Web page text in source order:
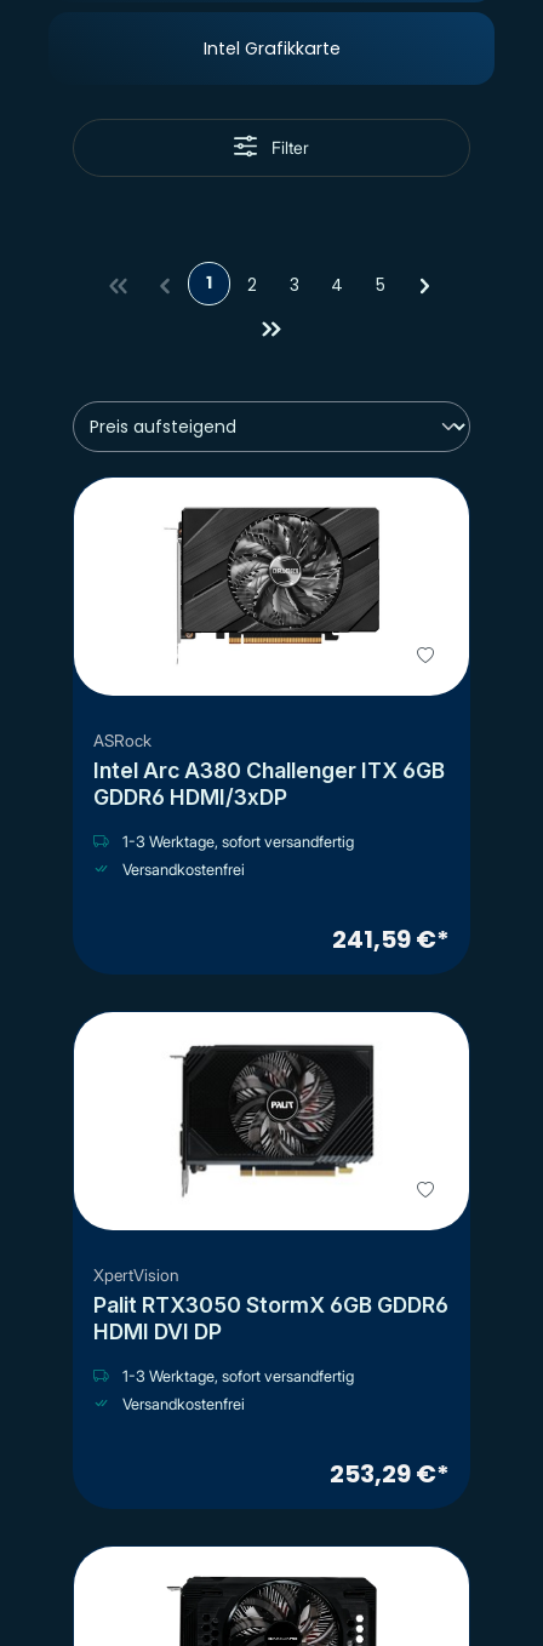
Intel Grafikkarte
Filter
1 2 3 4 5
ASRock
Intel Arc A380 Challenger ITX 6GB
GDDR6 HDMI/3xDP
1-3 Werktage, sofort versandfertig
Versandkostenfrei
241,59 €*
XpertVision
Palit RTX3050 StormX 6GB GDDR6
HDMI DVI DP
1-3 Werktage, sofort versandfertig
Versandkostenfrei
253,29 €*